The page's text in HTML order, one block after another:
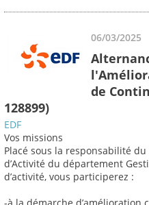
06/03/2025
de
128899)
EDF
Vos missions
Placé sous la responsabilité
d’Activité du département
d’activité, vous participerez :